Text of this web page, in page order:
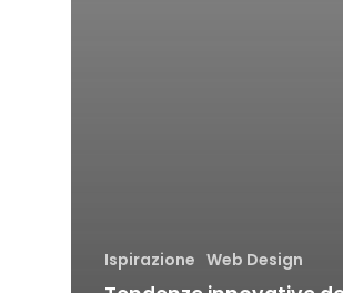
Ispirazione Web Design